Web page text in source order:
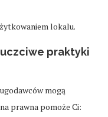
lokalu.
praktyki
mogą
prawna pomoże Ci: